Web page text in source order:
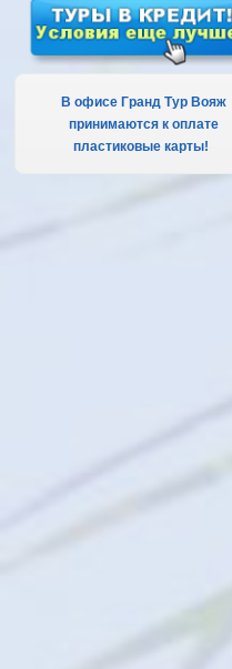
В офисе Гранд Тур Вояж
принимаются к оплате
пластиковые карты!